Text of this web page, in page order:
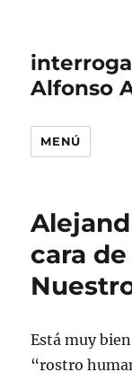
Alfonso
MENÚ
cara
Está muy
“rostro